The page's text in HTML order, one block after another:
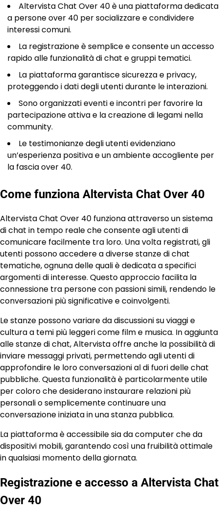
Altervista Chat Over 40 è una piattaforma dedicata
a persone over 40 per socializzare e condividere
interessi comuni.
La registrazione è semplice e consente un accesso
rapido alle funzionalità di chat e gruppi tematici.
La piattaforma garantisce sicurezza e privacy,
proteggendo i dati degli utenti durante le interazioni.
Sono organizzati eventi e incontri per favorire la
partecipazione attiva e la creazione di legami nella
community.
Le testimonianze degli utenti evidenziano
un’esperienza positiva e un ambiente accogliente per
la fascia over 40.
Come funziona Altervista Chat Over 40
Altervista Chat Over 40 funziona attraverso un sistema
di chat in tempo reale che consente agli utenti di
comunicare facilmente tra loro. Una volta registrati, gli
utenti possono accedere a diverse stanze di chat
tematiche, ognuna delle quali è dedicata a specifici
argomenti di interesse. Questo approccio facilita la
connessione tra persone con passioni simili, rendendo le
conversazioni più significative e coinvolgenti.
Le stanze possono variare da discussioni su viaggi e
cultura a temi più leggeri come film e musica. In aggiunta
alle stanze di chat, Altervista offre anche la possibilità di
inviare messaggi privati, permettendo agli utenti di
approfondire le loro conversazioni al di fuori delle chat
pubbliche. Questa funzionalità è particolarmente utile
per coloro che desiderano instaurare relazioni più
personali o semplicemente continuare una
conversazione iniziata in una stanza pubblica.
La piattaforma è accessibile sia da computer che da
dispositivi mobili, garantendo così una fruibilità ottimale
in qualsiasi momento della giornata.
Registrazione e accesso a Altervista Chat
Over 40